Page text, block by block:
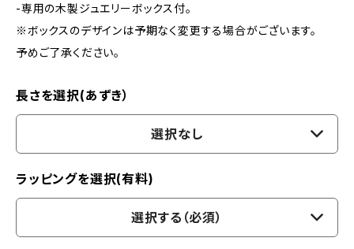
-専用の木製ジュエリーボックス付。
※ボックスのデザインは予期なく変更する場合がございます。
予めご了承ください。
長さを選択(あずき）
選択なし
ラッピングを選択(有料)
選択する（必須）